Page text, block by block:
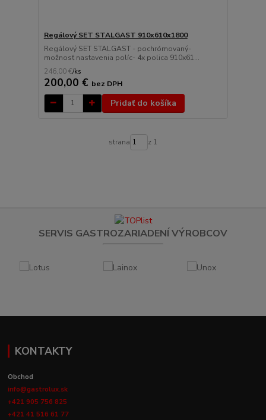
Regálový SET STALGAST 910x610x1800
Regálový SET STALGAST - pochrómovaný-
možnosť nastavenia políc- 4x polica 910x61...
246,00 €/ks
200,00 € bez DPH
Pridať do košíka
strana z 1
SERVIS GASTROZARIADENÍ VÝROBCOV
KONTAKTY
Obchod
info@gastrolux.sk
+421 905 756 825
+421 41 516 61 77